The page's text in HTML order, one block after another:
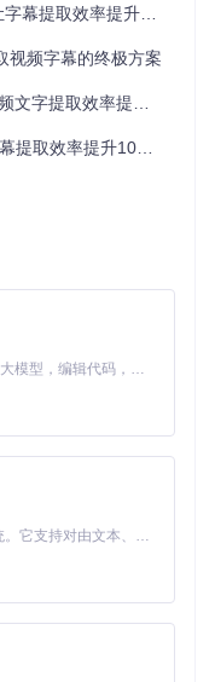
可下载1到5分P的所有
：
等主流播放器，让
？
10倍，告别90%的无效工作
视频字幕的终极方案
提取效率提升10倍
取效率提升10倍？
Claude Code 的开源替代方案。连接任意大模型，编辑代码，运行命令，自动验证 — 全自动执行。用 Rust 构建，极致性能。 ｜ An open-source alternative to Claude Code. Connect any LLM, edit code, run commands, and verify changes — autonomously. Built in Rust for speed. Get Started
MiniMax H3 是一个通用的全模态生成系统。它支持对由文本、图像、视频和音频组成的多模态上下文进行统一理解，并能生成分辨率高达 2K、时长可达 15 秒的带原生立体声音频的视频。得益于面向任务泛化的系统设计，H3 在预训练阶段就已具备广泛的多模态上下文理解与生成能力，能够出色地执行复杂的多模态指令。